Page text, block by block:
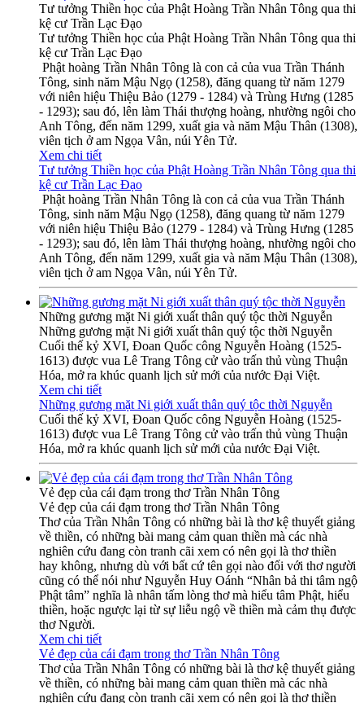
Tư tưởng Thiền học của Phật Hoàng Trần Nhân Tông qua thi
kệ cư Trần Lạc Đạo
Tư tưởng Thiền học của Phật Hoàng Trần Nhân Tông qua thi
kệ cư Trần Lạc Đạo
Phật hoàng Trần Nhân Tông là con cả của vua Trần Thánh
Tông, sinh năm Mậu Ngọ (1258), đăng quang từ năm 1279
với niên hiệu Thiệu Bảo (1279 - 1284) và Trùng Hưng (1285
- 1293); sau đó, lên làm Thái thượng hoàng, nhường ngôi cho
Anh Tông, đến năm 1299, xuất gia và năm Mậu Thân (1308),
viên tịch ở am Ngọa Vân, núi Yên Tử.
Xem chi tiết
Tư tưởng Thiền học của Phật Hoàng Trần Nhân Tông qua thi
kệ cư Trần Lạc Đạo
Phật hoàng Trần Nhân Tông là con cả của vua Trần Thánh
Tông, sinh năm Mậu Ngọ (1258), đăng quang từ năm 1279
với niên hiệu Thiệu Bảo (1279 - 1284) và Trùng Hưng (1285
- 1293); sau đó, lên làm Thái thượng hoàng, nhường ngôi cho
Anh Tông, đến năm 1299, xuất gia và năm Mậu Thân (1308),
viên tịch ở am Ngọa Vân, núi Yên Tử.
Những gương mặt Ni giới xuất thân quý tộc thời Nguyễn
Những gương mặt Ni giới xuất thân quý tộc thời Nguyễn
Cuối thế kỷ XVI, Đoan Quốc công Nguyễn Hoàng (1525-
1613) được vua Lê Trang Tông cử vào trấn thủ vùng Thuận
Hóa, mở ra khúc quanh lịch sử mới của nước Đại Việt.
Xem chi tiết
Những gương mặt Ni giới xuất thân quý tộc thời Nguyễn
Cuối thế kỷ XVI, Đoan Quốc công Nguyễn Hoàng (1525-
1613) được vua Lê Trang Tông cử vào trấn thủ vùng Thuận
Hóa, mở ra khúc quanh lịch sử mới của nước Đại Việt.
Vẻ đẹp của cái đạm trong thơ Trần Nhân Tông
Vẻ đẹp của cái đạm trong thơ Trần Nhân Tông
Thơ của Trần Nhân Tông có những bài là thơ kệ thuyết giảng
về thiền, có những bài mang cảm quan thiền mà các nhà
nghiên cứu đang còn tranh cãi xem có nên gọi là thơ thiền
hay không, nhưng dù với bất cứ tên gọi nào đối với thơ người
cũng có thể nói như Nguyễn Huy Oánh “Nhân bả thi tâm ngộ
Phật tâm” nghĩa là nhân tấm lòng thơ mà hiểu tâm Phật, hiểu
thiền, hoặc ngược lại từ sự liễu ngộ về thiền mà cảm thụ được
thơ Người.
Xem chi tiết
Vẻ đẹp của cái đạm trong thơ Trần Nhân Tông
Thơ của Trần Nhân Tông có những bài là thơ kệ thuyết giảng
về thiền, có những bài mang cảm quan thiền mà các nhà
nghiên cứu đang còn tranh cãi xem có nên gọi là thơ thiền